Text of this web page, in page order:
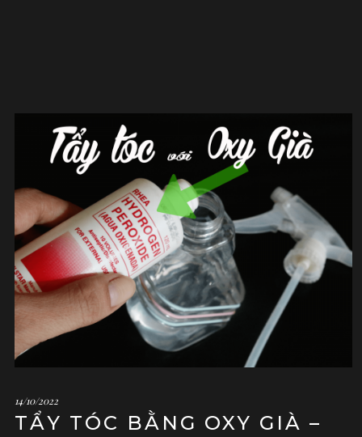
14/10/2022
TẨY TÓC BẰNG OXY GIÀ –